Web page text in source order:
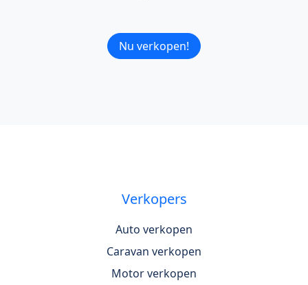
Nu verkopen!
Verkopers
Auto verkopen
Caravan verkopen
Motor verkopen